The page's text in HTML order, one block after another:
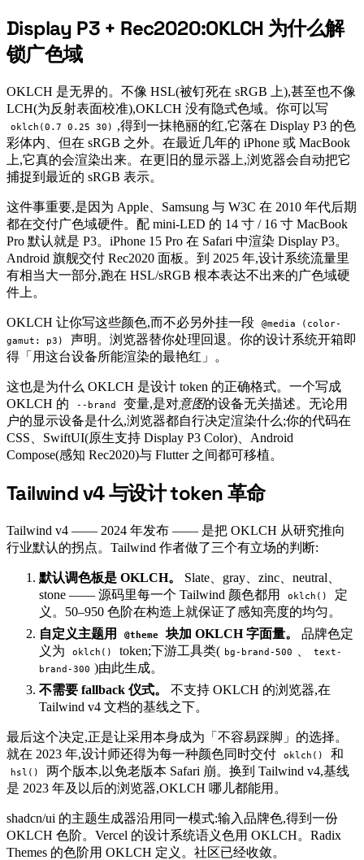
#
Display P3 + Rec2020:OKLCH 为什么解
锁广色域
OKLCH 是无界的。不像 HSL(被钉死在 sRGB 上),甚至也不像
LCH(为反射表面校准),OKLCH 没有隐式色域。你可以写
oklch(0.7 0.25 30)
,得到一抹艳丽的红,它落在 Display P3 的色
彩体内、但在 sRGB 之外。在最近几年的 iPhone 或 MacBook
上,它真的会渲染出来。在更旧的显示器上,浏览器会自动把它
捕捉到最近的 sRGB 表示。
这件事重要,是因为 Apple、Samsung 与 W3C 在 2010 年代后期
都在交付广色域硬件。配 mini-LED 的 14 寸 / 16 寸 MacBook
Pro 默认就是 P3。iPhone 15 Pro 在 Safari 中渲染 Display P3。
Android 旗舰交付 Rec2020 面板。到 2025 年,设计系统流量里
有相当大一部分,跑在 HSL/sRGB 根本表达不出来的广色域硬
件上。
OKLCH 让你写这些颜色,而不必另外挂一段
@media (color-
gamut: p3)
声明。浏览器替你处理回退。你的设计系统开箱即
得「用这台设备所能渲染的最艳红」。
这也是为什么 OKLCH 是设计 token 的正确格式。一个写成
OKLCH 的
--brand 变量,是对意图的设备无关描述。无论用
户的显示设备是什么,浏览器都自行决定渲染什么;你的代码在
CSS、SwiftUI(原生支持 Display P3 Color)、Android
Compose(感知 Rec2020)与 Flutter 之间都可移植。
#
Tailwind v4 与设计 token 革命
Tailwind v4 —— 2024 年发布 —— 是把 OKLCH 从研究推向
行业默认的拐点。Tailwind 作者做了三个有立场的判断:
默认调色板是 OKLCH。
Slate、gray、zinc、neutral、
stone —— 源码里每一个 Tailwind 颜色都用
oklch()
定
义。50–950 色阶在构造上就保证了感知亮度的均匀。
自定义主题用
@theme 块加 OKLCH 字面量。
品牌色定
义为
oklch() token;下游工具类( bg-brand-500
text-
brand-300 )由此生成。
不需要 fallback 仪式。
不支持 OKLCH 的浏览器,在
Tailwind v4 文档的基线之下。
最后这个决定,正是让采用本身成为「不容易踩脚」的选择。
就在 2023 年,设计师还得为每一种颜色同时交付
oklch() 和
hsl()
两个版本,以免老版本 Safari 崩。换到 Tailwind v4,基线
是 2023 年及以后的浏览器,OKLCH 哪儿都能用。
shadcn/ui 的主题生成器沿用同一模式:输入品牌色,得到一份
OKLCH 色阶。Vercel 的设计系统语义色用 OKLCH。Radix
Themes 的色阶用 OKLCH 定义。社区已经收敛。